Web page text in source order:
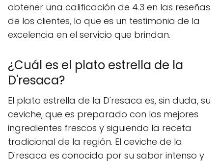
obtener una calificación de 4.3 en las reseñas
de los clientes, lo que es un testimonio de la
excelencia en el servicio que brindan.
¿Cuál es el plato estrella de la
D'resaca?
El plato estrella de la D'resaca es, sin duda, su
ceviche, que es preparado con los mejores
ingredientes frescos y siguiendo la receta
tradicional de la región. El ceviche de la
D'resaca es conocido por su sabor intenso y